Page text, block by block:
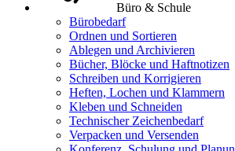
Büro & Schule
Bürobedarf
Ordnen und Sortieren
Ablegen und Archivieren
Bücher, Blöcke und Haftnotizen
Schreiben und Korrigieren
Heften, Lochen und Klammern
Kleben und Schneiden
Technischer Zeichenbedarf
Verpacken und Versenden